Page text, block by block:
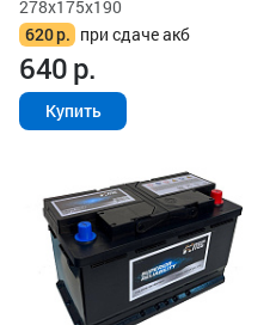
278x175x190
620р. при сдаче акб
640р.
Купить